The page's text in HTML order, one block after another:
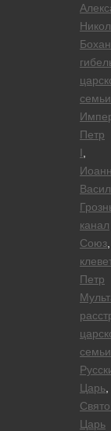
семьи
Петр
I
канал
Союз
Петр
семьи
Царь
Царь